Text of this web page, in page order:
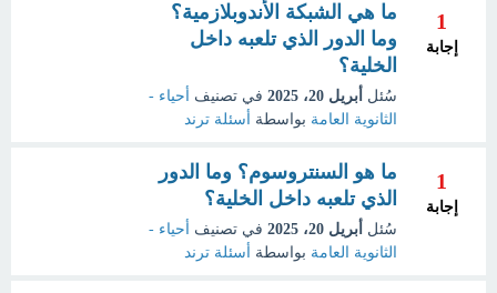
1
إجابة
ما هي الشبكة الأندوبلازمية؟
وما الدور الذي تلعبه داخل
الخلية؟
سُئل أبريل 20، 2025 في تصنيف
أحياء -
الثانوية العامة بواسطة أسئلة ترند
1
إجابة
ما هو السنتروسوم؟ وما الدور
الذي تلعبه داخل الخلية؟
سُئل أبريل 20، 2025 في تصنيف
أحياء -
الثانوية العامة بواسطة أسئلة ترند